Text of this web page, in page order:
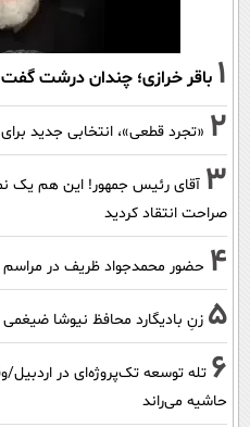
1 باقر خرازی؛ چندان درشت
2 «تجرد قطعی»، انتخابی جدید
3 آقای رئیس جمهور! این هم یک
صراحت انتقاد کردید
4 حضور محمدجواد ظریف در مراسم
5 زنِ بادیگارد محافظ نیوشا
6 تله توسعه تک‌پروژه‌ای در اردبیل/
حاشیه می‌راند